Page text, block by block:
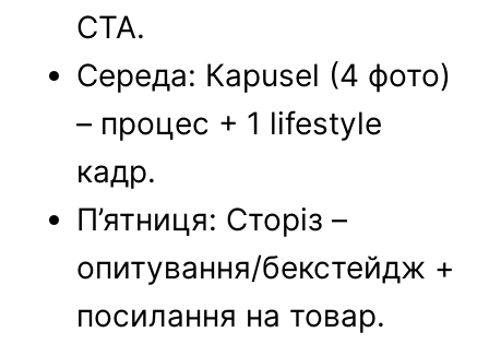
CTA.
Середа: Карusel (4 фото)
– процес + 1 lifestyle
кадр.
П’ятниця: Сторіз –
опитування/бекстейдж +
посилання на товар.